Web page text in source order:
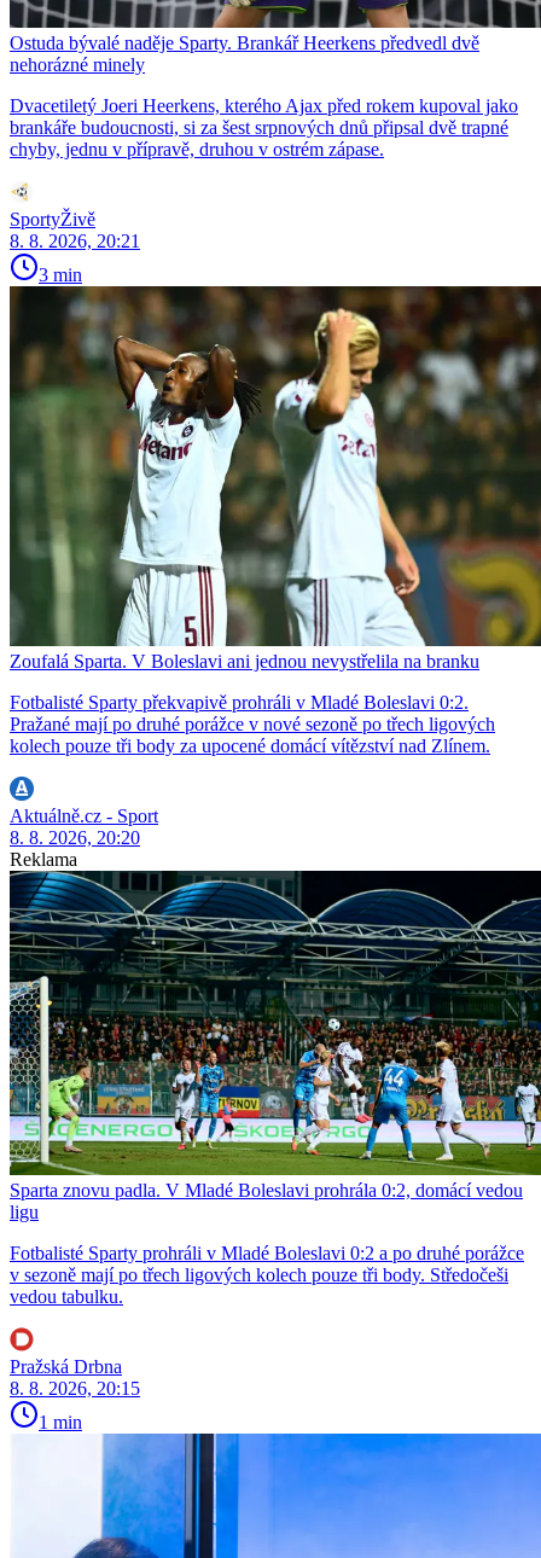
Ostuda bývalé naděje Sparty. Brankář Heerkens předvedl dvě
nehorázné minely
Dvacetiletý Joeri Heerkens, kterého Ajax před rokem kupoval jako
brankáře budoucnosti, si za šest srpnových dnů připsal dvě trapné
chyby, jednu v přípravě, druhou v ostrém zápase.
SportyŽivě
8. 8. 2026, 20:21
3 min
Zoufalá Sparta. V Boleslavi ani jednou nevystřelila na branku
Fotbalisté Sparty překvapivě prohráli v Mladé Boleslavi 0:2.
Pražané mají po druhé porážce v nové sezoně po třech ligových
kolech pouze tři body za upocené domácí vítězství nad Zlínem.
Aktuálně.cz - Sport
8. 8. 2026, 20:20
Reklama
Sparta znovu padla. V Mladé Boleslavi prohrála 0:2, domácí vedou
ligu
Fotbalisté Sparty prohráli v Mladé Boleslavi 0:2 a po druhé porážce
v sezoně mají po třech ligových kolech pouze tři body. Středočeši
vedou tabulku.
Pražská Drbna
8. 8. 2026, 20:15
1 min